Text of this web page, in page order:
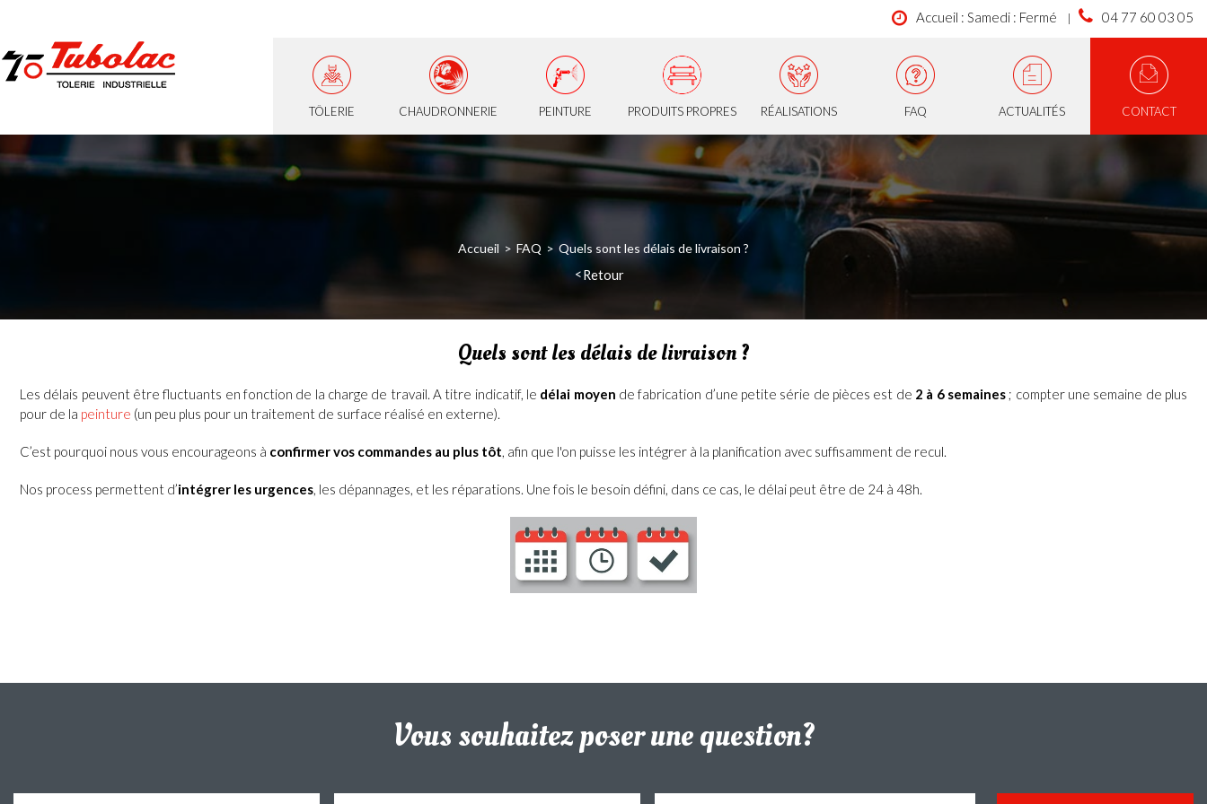
Accueil : Samedi : Fermé 04 77 60 03 05
TÔLERIE CHAUDRONNERIE PEINTURE PRODUITS PROPRES RÉALISATIONS FAQ ACTUALITÉS CONTACT
Accueil FAQ
Quels sont les délais de livraison ?
Retour
Quels sont les délais de livraison ?
Les délais peuvent être fluctuants en fonction de la charge de travail. A titre indicatif, le délai moyen de fabrication d’une petite série de pièces est de 2 à 6 semaines ; compter une semaine de plus
pour de la peinture (un peu plus pour un traitement de surface réalisé en externe).
C’est pourquoi nous vous encourageons à confirmer vos commandes au plus tôt, afin que l'on puisse les intégrer à la planification avec suffisamment de recul.
Nos process permettent d’intégrer les urgences, les dépannages, et les réparations. Une fois le besoin défini, dans ce cas, le délai peut être de 24 à 48h.
Vous souhaitez poser une question?